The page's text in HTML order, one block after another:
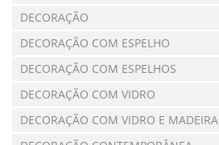
DECORAÇÃO
DECORAÇÃO COM ESPELHO
DECORAÇÃO COM ESPELHOS
DECORAÇÃO COM VIDRO
DECORAÇÃO COM VIDRO E MADEIRA